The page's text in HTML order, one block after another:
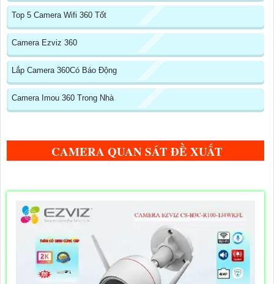
Top 5 Camera Wifi 360 Tốt
Camera Ezviz 360
Lắp Camera 360Có Báo Động
Camera Imou 360 Trong Nhà
CAMERA QUAN SÁT ĐỀ XUẤT